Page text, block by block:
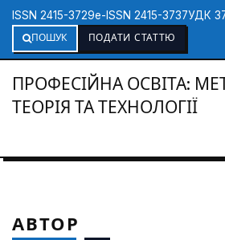
ISSN 2415-3729e-ISSN 2415-3737УДК
ПОШУК
ПОДАТИ СТАТТЮ
ПРОФЕСІЙНА ОСВІТА:
ТЕОРІЯ ТА ТЕХНОЛОГІЇ
АВТОР